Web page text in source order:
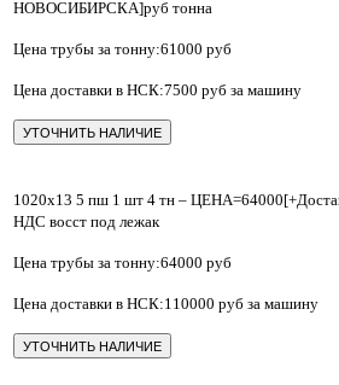
НОВОСИБИРСКА]руб тонна
Цена трубы за тонну:61000 руб
Цена доставки в НСК:7500 руб за машину
УТОЧНИТЬ НАЛИЧИЕ
1020х13 5 пш 1 шт 4 тн –
НДС восст под лежак
Цена трубы за тонну:64000 руб
Цена доставки в НСК:110000 руб за машину
УТОЧНИТЬ НАЛИЧИЕ